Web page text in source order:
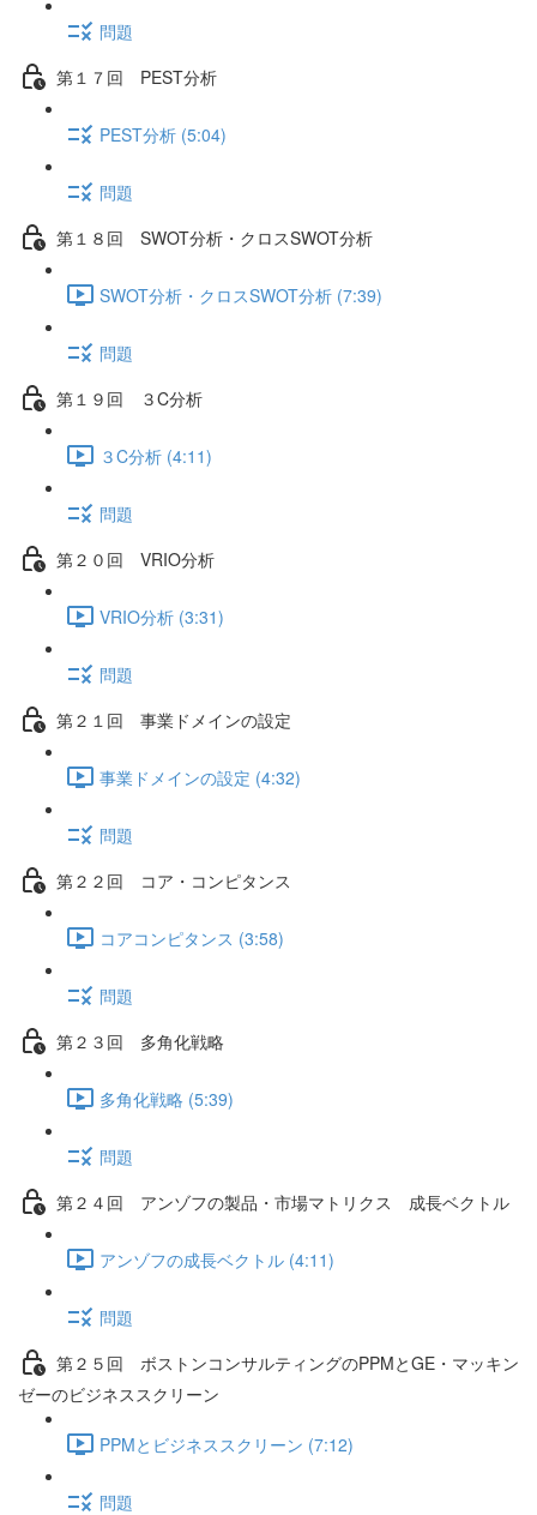
問題
第１７回 PEST分析
PEST分析 (5:04)
問題
第１８回 SWOT分析・クロスSWOT分析
SWOT分析・クロスSWOT分析 (7:39)
問題
第１９回 ３C分析
３C分析 (4:11)
問題
第２０回 VRIO分析
VRIO分析 (3:31)
問題
第２１回 事業ドメインの設定
事業ドメインの設定 (4:32)
問題
第２２回 コア・コンピタンス
コアコンピタンス (3:58)
問題
第２３回 多角化戦略
多角化戦略 (5:39)
問題
第２４回 アンゾフの製品・市場マトリクス 成長ベクトル
アンゾフの成長ベクトル (4:11)
問題
第２５回 ボストンコンサルティングのPPMとGE・マッキン
ゼーのビジネススクリーン
PPMとビジネススクリーン (7:12)
問題